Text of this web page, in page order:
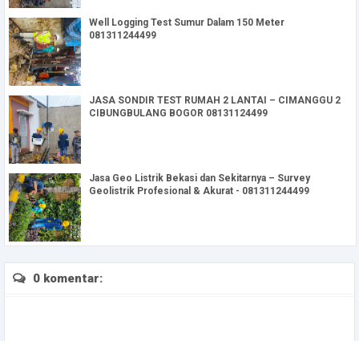
Well Logging Test Sumur Dalam 150 Meter
081311244499
JASA SONDIR TEST RUMAH 2 LANTAI – CIMANGGU 2
CIBUNGBULANG BOGOR 08131124499
Jasa Geo Listrik Bekasi dan Sekitarnya – Survey
Geolistrik Profesional & Akurat - 081311244499
0 komentar: